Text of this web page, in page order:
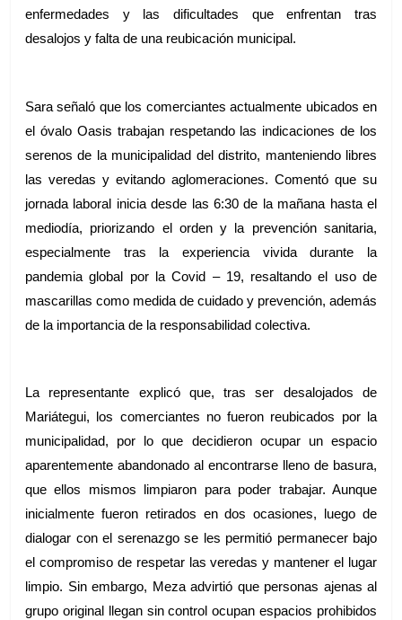
enfermedades y las dificultades que enfrentan tras
desalojos y falta de una reubicación municipal.
Sara señaló que los comerciantes actualmente ubicados en
el óvalo Oasis trabajan respetando las indicaciones de los
serenos de la municipalidad del distrito, manteniendo libres
las veredas y evitando aglomeraciones. Comentó que su
jornada laboral inicia desde las 6:30 de la mañana hasta el
mediodía, priorizando el orden y la prevención sanitaria,
especialmente tras la experiencia vivida durante la
pandemia global por la Covid – 19, resaltando el uso de
mascarillas como medida de cuidado y prevención, además
de la importancia de la responsabilidad colectiva.
La representante explicó que, tras ser desalojados de
Mariátegui, los comerciantes no fueron reubicados por la
municipalidad, por lo que decidieron ocupar un espacio
aparentemente abandonado al encontrarse lleno de basura,
que ellos mismos limpiaron para poder trabajar. Aunque
inicialmente fueron retirados en dos ocasiones, luego de
dialogar con el serenazgo se les permitió permanecer bajo
el compromiso de respetar las veredas y mantener el lugar
limpio. Sin embargo, Meza advirtió que personas ajenas al
grupo original llegan sin control ocupan espacios prohibidos